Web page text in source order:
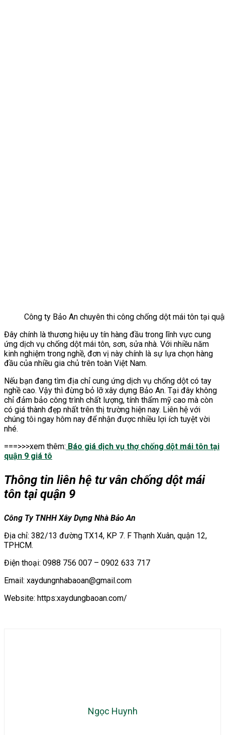
Công ty Bảo An chuyên thi công chống dột mái tôn tại
Đây chính là thương hiệu uy tín hàng đầu trong lĩnh vực cung
ứng dịch vụ chống dột mái tôn, sơn, sửa nhà. Với nhiều năm
kinh nghiệm trong nghề, đơn vị này chính là sự lựa chọn hàng
đầu của nhiều gia chủ trên toàn Việt Nam.
Nếu bạn đang tìm địa chỉ cung ứng dịch vụ chống dột có tay
nghề cao. Vậy thì đừng bỏ lỡ xây dựng Bảo An. Tại đây không
chỉ đảm bảo công trình chất lượng, tính thẩm mỹ cao mà còn
có giá thành đẹp nhất trên thị trường hiện nay. Liên hệ với
chúng tôi ngay hôm nay để nhận được nhiều lợi ích tuyệt vời
nhé.
===>>>xem thêm: Báo giá dịch vụ thợ chống dột mái tôn tại
quận 9 giá tô
Thông tin liên hệ tư vân chống dột mái
tôn tại quận 9
Công Ty TNHH Xây Dựng Nhà Bảo An
Địa chỉ: 382/13 đường TX14, KP 7. F Thạnh Xuân, quận 12,
TPHCM.
Điện thoại: 0988 756 007 – 0902 633 717
Email: xaydungnhabaoan@gmail.com
Website: https:xaydungbaoan.com/
Ngọc Huynh